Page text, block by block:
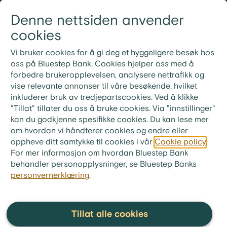
Denne nettsiden anvender
cookies
Vi bruker cookies for å gi deg et hyggeligere besøk hos
oss på Bluestep Bank. Cookies hjelper oss med å
forbedre brukeropplevelsen, analysere nettrafikk og
vise relevante annonser til våre besøkende, hvilket
inkluderer bruk av tredjepartscookies. Ved å klikke
"Tillat" tillater du oss å bruke cookies. Via "innstillinger"
kan du godkjenne spesifikke cookies. Du kan lese mer
om hvordan vi håndterer cookies og endre eller
oppheve ditt samtykke til cookies i vår Cookie policy
For mer informasjon om hvordan Bluestep Bank
behandler personopplysninger, se Bluestep Banks
personvernerklæring.
Tillat alle cookies
Nye rutiner for ekstrainnbetaling på lån
Ved ekstrainnbetaling på lånet ditt må du bruke
KID-nummeret fra din siste faktura. Ønsker du i
stedet å betale neste måneds innbetaling, skriv «Til
gode + ditt lånenummer» i meldingsfeltet i stedet for
KID-nummer.
bluestep.no > Økonomitips > Ordliste
BIC
BIC, eller SWIFT-kode, er en
internasjonal kode som brukes
for å identifisere en spesifikk